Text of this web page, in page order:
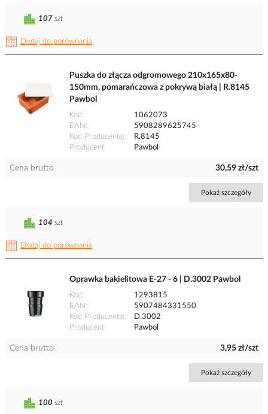
Dodaj do porównania
107 szt
Puszka do złącza odgromowego 210x165x80-
150mm, pomarańczowa z pokrywą białą | R.8145
Pawbol
Kod
1062073
EAN
5908289625745
Kod Producenta
R.8145
Producent
Pawbol
Cena brutto 30,59 zł/szt
Pokaż szczegóły
Dodaj do porównania
104 szt
Oprawka bakielitowa E-27 - 6 | D.3002 Pawbol
Kod
1293815
EAN
5907484331550
Kod Producenta
D.3002
Producent
Pawbol
Cena brutto 3,95 zł/szt
Pokaż szczegóły
100 szt